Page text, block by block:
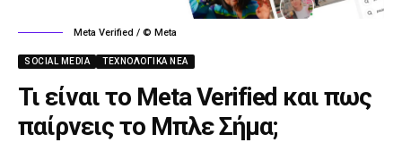
Meta Verified / © Meta
SOCIAL MEDIA ΤΕΧΝΟΛΟΓΙΚΆ ΝΈΑ
Τι είναι το Meta Verified και πως
παίρνεις το Μπλε Σήμα;